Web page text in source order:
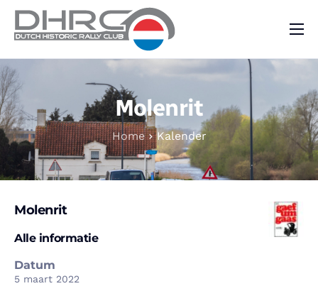
Kalender
Vraag & Aanbod
Nieuws
Contact
Molenrit
Home Kalender
Molenrit
Alle informatie
Datum
5 maart 2022